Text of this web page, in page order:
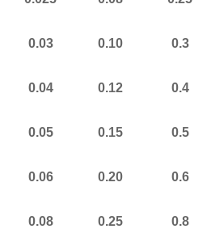
0.03 0.10 0.3
0.04 0.12 0.4
0.05 0.15 0.5
0.06 0.20 0.6
0.08 0.25 0.8